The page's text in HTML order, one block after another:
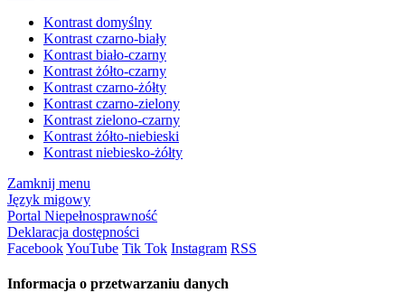
Kontrast domyślny
Kontrast czarno-biały
Kontrast biało-czarny
Kontrast żółto-czarny
Kontrast czarno-żółty
Kontrast czarno-zielony
Kontrast zielono-czarny
Kontrast żółto-niebieski
Kontrast niebiesko-żółty
Zamknij menu
Język migowy
Portal Niepełnosprawność
Deklaracja dostępności
FacebookYouTube Tik Tok Instagram RSS
Informacja o przetwarzaniu danych